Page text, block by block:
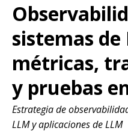
sistemas de
métricas,
y pruebas
Estrategia de
LLM y aplicaciones de LLM